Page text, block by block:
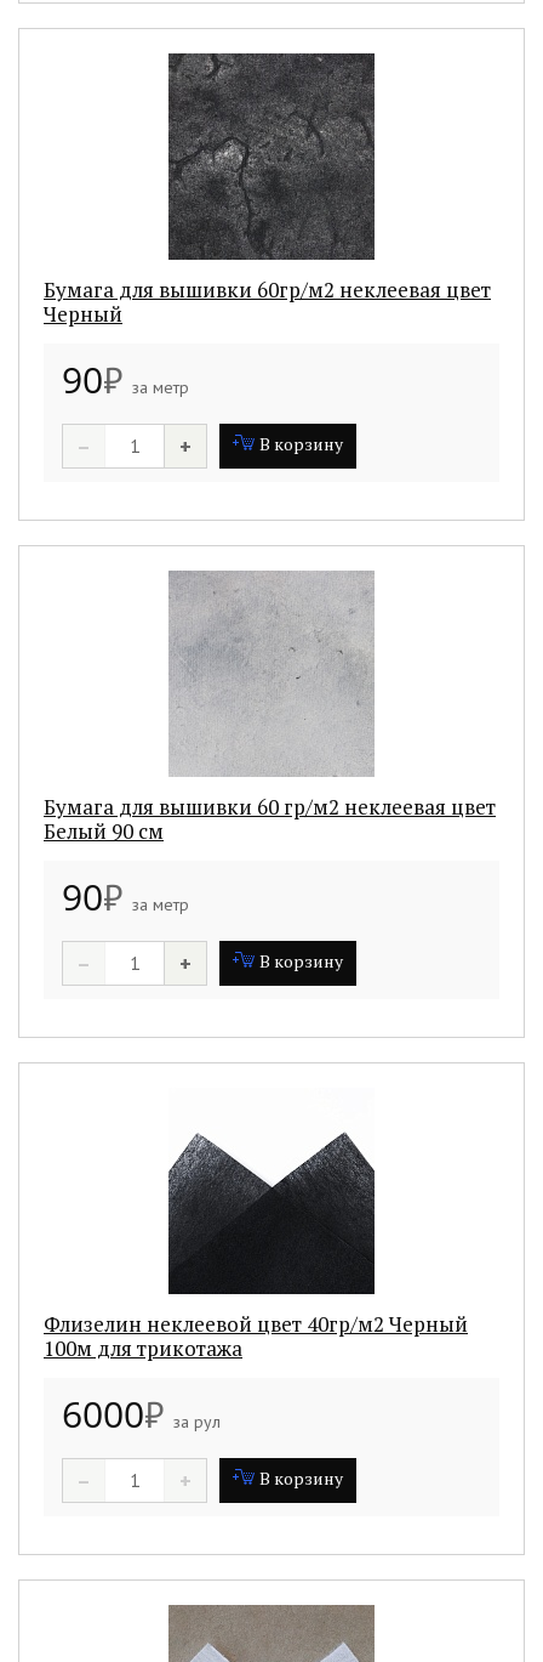
Бумага для вышивки 60гр/м2 неклеевая цвет
Черный
90₽ за метр
– + В корзину
Бумага для вышивки 60 гр/м2 неклеевая цвет
Белый 90 см
90₽ за метр
– + В корзину
Флизелин неклеевой цвет 40гр/м2 Черный
100м для трикотажа
6000₽ за рул
– + В корзину